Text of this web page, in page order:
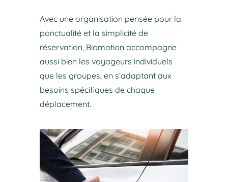
Avec une organisation pensée pour la
ponctualité et la simplicité de
réservation, Biomotion accompagne
aussi bien les voyageurs individuels
que les groupes, en s’adaptant aux
besoins spécifiques de chaque
déplacement.